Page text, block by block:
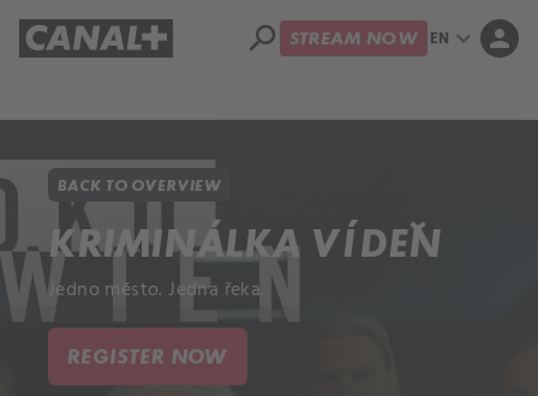
search STREAM NOW EN expand_more person
BACK TO OVERVIEW
KRIMINÁLKA VÍDEŇ
Jedno město. Jedna řeka.
REGISTER NOW